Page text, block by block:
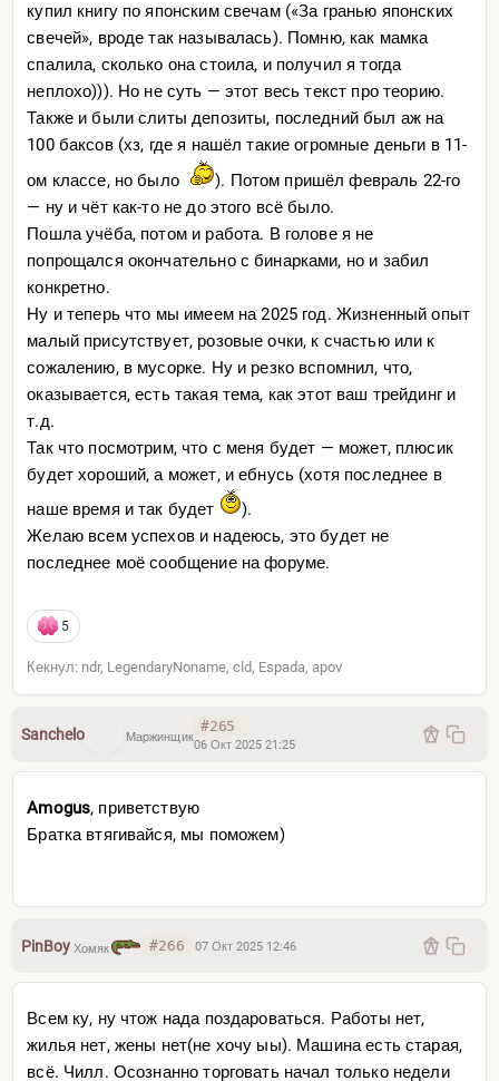
купил книгу по японским свечам («За гранью японских
свечей», вроде так называлась). Помню, как мамка
спалила, сколько она стоила, и получил я тогда
неплохо))). Но не суть — этот весь текст про теорию.
Также и были слиты депозиты, последний был аж на
100 баксов (хз, где я нашёл такие огромные деньги в 11-
ом классе, но было
). Потом пришёл февраль 22-го
— ну и чёт как-то не до этого всё было.
Пошла учёба, потом и работа. В голове я не
попрощался окончательно с бинарками, но и забил
конкретно.
Ну и теперь что мы имеем на 2025 год. Жизненный опыт
малый присутствует, розовые очки, к счастью или к
сожалению, в мусорке. Ну и резко вспомнил, что,
оказывается, есть такая тема, как этот ваш трейдинг и
т.д.
Так что посмотрим, что с меня будет — может, плюсик
будет хороший, а может, и ебнусь (хотя последнее в
наше время и так будет
).
Желаю всем успехов и надеюсь, это будет не
последнее моё сообщение на форуме.
5
Кекнул: ndr, LegendaryNoname, cld, Espada, apov
Sanchelo Маржинщик
#265
06 Окт 2025 21:25
Amogus, приветствую
Братка втягивайся, мы поможем)
PinBoyХомяк #266 07 Окт 2025 12:46
Всем ку, ну чтож нада поздароваться. Работы нет,
жилья нет, жены нет(не хочу ыы). Машина есть старая,
всё. Чилл. Осознанно торговать начал только недели